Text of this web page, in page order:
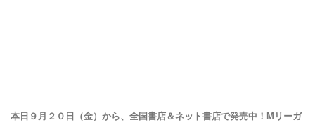
本日９月２０日（金）から、全国書店＆ネット書店で発売中！Mリーガ